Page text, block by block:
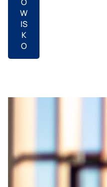
W
IS
K
O